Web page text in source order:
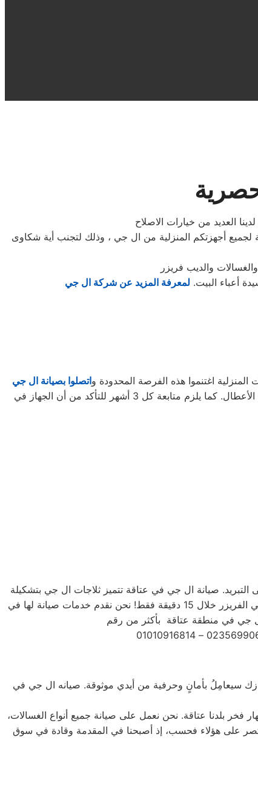
العديد من خيارات الاصلاح
أجهزتكم المنزلية من ال جي ، وذلك لتجنب أية شكاوى
والديب فریزر
أعباء البيت. لمعرفة المزيد عن شركة ال جي
اغتنموا هذه الفرصة المحدودة واتصلوا بصيانة ال جي
لتأخذوا حقكُم في عروض صيانة الأجهزة المنزلية قبل افتراقهُ منَّا! ستحتاجون إلى كل ما تطلبونه من صيانة وتجديد الجهاز، وإصلاح جميع الأعطال. كما يلزم متابعة كل 3 أشهر للتأكد من أن الجهاز في
التبريد. صيانة ال جي في عتاقة تتميز ثلاجات ال جي بتشكيلة
متنوعة من الأحجام، حيث تتوفر الصغيرة ذات السعة الكبيرة ذات السعة الأكبر لتلبية جميع احتياجات المستخدم . يمكنك تجميد أي شيء في الفريزر خلال 15 دقيقة فقط! نحن نقدم خدمات صيانة لها في
سيعامِلُ بأمانٍ وحرفية من أيدي موثوقة. صيانه ال جي في
فخر بلدنا عتاقة. نحن نعمل على صيانة جميع أنواع الغسالات،
إلى غسالات 7 كيلو و 10 كيلو و 14 كيلو. جميع أنواع المنتجات لا تقتصر على هؤلاء فحسب، إذ أصبحنا في المقدمة وقادة في سوق